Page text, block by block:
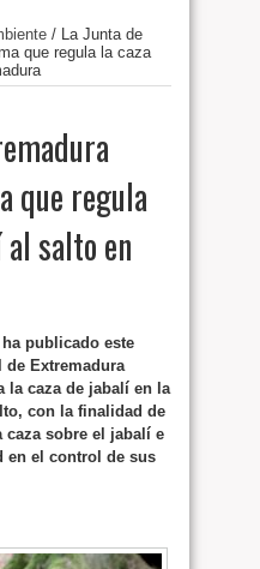
/ La Junta de
que regula la caza
que regula
salto en
publicado este
de Extremadura
la caza de jabalí en la
con la finalidad de
caza sobre el jabalí e
en el control de sus